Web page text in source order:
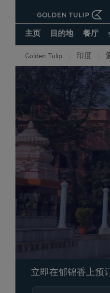
主页 目的地 餐厅
Golden Tulip 印度
立即在郁锦香上预